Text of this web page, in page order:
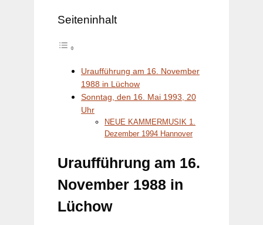
Seiteninhalt
Uraufführung am 16. November
1988 in Lüchow
Sonntag, den 16. Mai 1993, 20
Uhr
NEUE KAMMERMUSIK 1.
Dezember 1994 Hannover
Uraufführung am 16.
November 1988 in
Lüchow